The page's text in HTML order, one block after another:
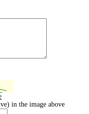
in the image above